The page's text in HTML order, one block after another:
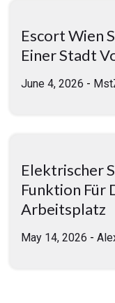
Escort Wien
Einer Stadt
June 4, 2026 -
Elektrischer
Funktion Für
Arbeitsplatz
May 14, 2026 -